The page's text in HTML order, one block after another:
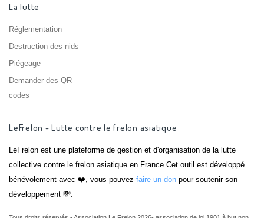
La lutte
Réglementation
Destruction des nids
Piégeage
Demander des QR
codes
LeFrelon - Lutte contre le frelon asiatique
LeFrelon est une plateforme de gestion et d'organisation de la lutte
collective contre le frelon asiatique en France.Cet outil est développé
bénévolement avec ❤️, vous pouvez faire un don pour soutenir son
développement 💸.